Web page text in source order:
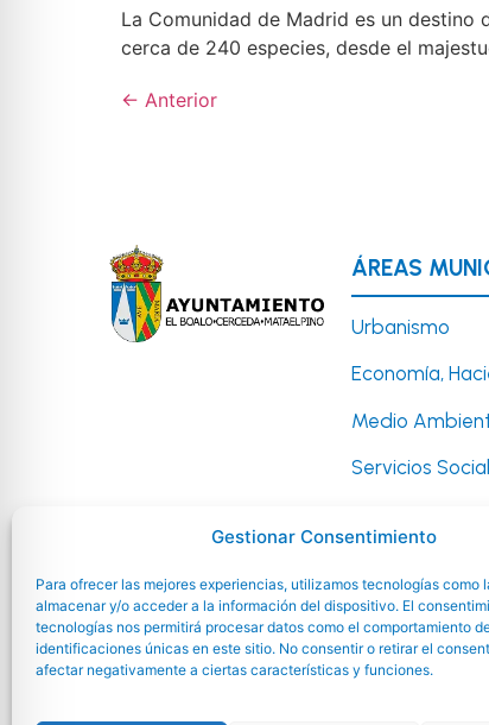
Gestionar Consentimiento
Para ofrecer las mejores experiencias, utilizamos tecnologías como
almacenar y/o acceder a la información del dispositivo. El
tecnologías nos permitirá procesar datos como el comportamiento
identificaciones únicas en este sitio. No consentir o retirar el
afectar negativamente a ciertas características y funciones.
La Comunidad de Madrid es un
cerca de 240 especies, desde el
← Anterior
ÁREAS
Urbanismo
Economía,
Medio
Servicios
Infancia,